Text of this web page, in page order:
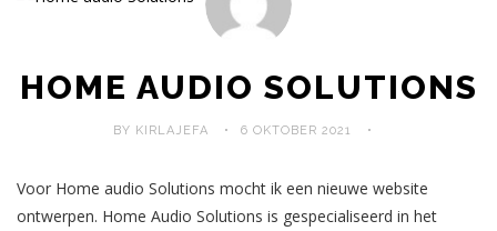
HOME AUDIO SOLUTIONS
BY KIRLAJEFA 6 OKTOBER 2021
Voor Home audio Solutions mocht ik een nieuwe website
ontwerpen. Home Audio Solutions is gespecialiseerd in het